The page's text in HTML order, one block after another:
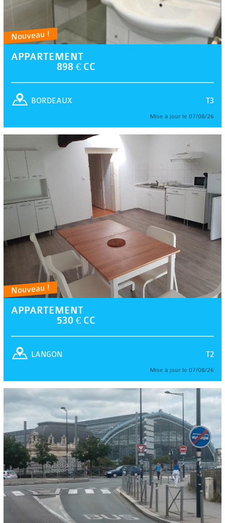
Nouveau !
APPARTEMENT
898 € CC
T3
BORDEAUX
Mise à jour le 07/08/26
Nouveau !
APPARTEMENT
530 € CC
T2
LANGON
Mise à jour le 07/08/26